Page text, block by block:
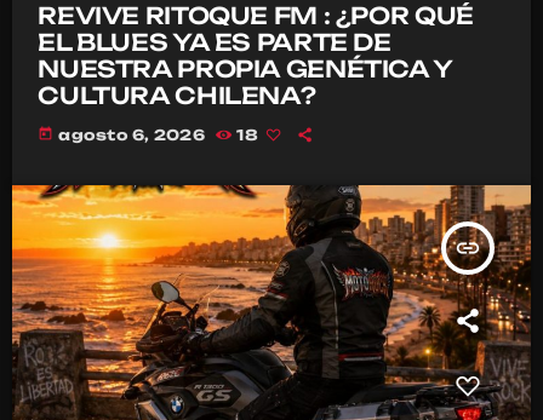
REVIVE RITOQUE FM : ¿POR QUÉ
EL BLUES YA ES PARTE DE
NUESTRA PROPIA GENÉTICA Y
CULTURA CHILENA?
today agosto 6, 2026 18
insert_link